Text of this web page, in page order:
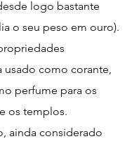
logo bastante
o seu peso em ouro).
usado como corante,
perfume para os
os templos.
ainda considerado